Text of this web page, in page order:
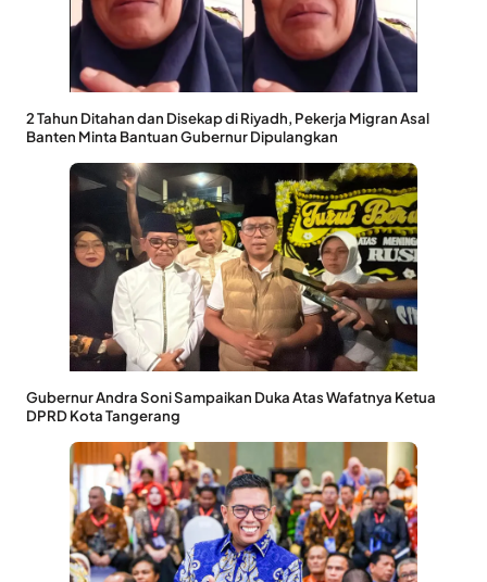
2 Tahun Ditahan dan Disekap di Riyadh, Pekerja Migran Asal
Banten Minta Bantuan Gubernur Dipulangkan
Gubernur Andra Soni Sampaikan Duka Atas Wafatnya Ketua
DPRD Kota Tangerang